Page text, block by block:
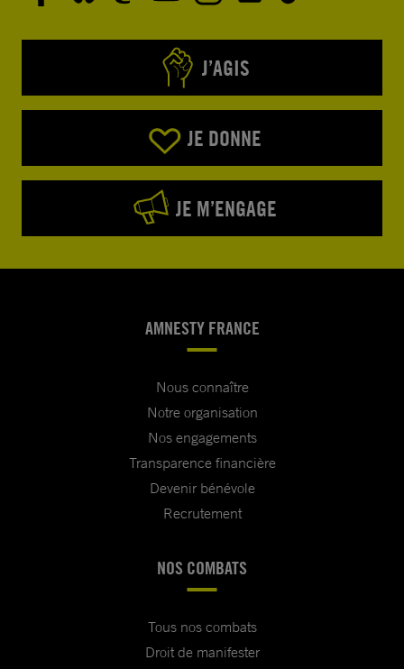
J’AGIS
JE DONNE
JE M’ENGAGE
AMNESTY FRANCE
Nous connaître
Notre organisation
Nos engagements
Transparence financière
Devenir bénévole
Recrutement
NOS COMBATS
Tous nos combats
Droit de manifester